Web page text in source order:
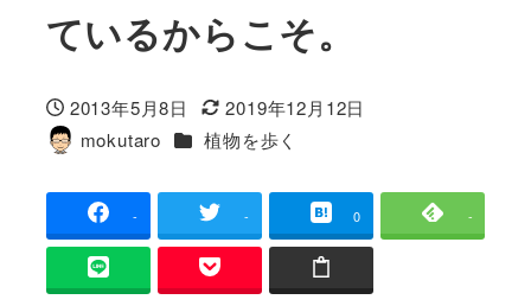
ているからこそ。
投稿日
2013年5月8日
更新日
2019年12月12日
著
者
mokutaro カテゴリー
植物を歩く
- - 0 -